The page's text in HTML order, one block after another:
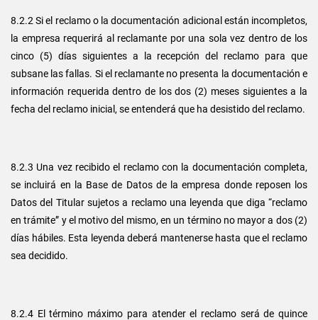
8.2.2 Si el reclamo o la documentación adicional están incompletos,
la empresa requerirá al reclamante por una sola vez dentro de los
cinco (5) días siguientes a la recepción del reclamo para que
subsane las fallas. Si el reclamante no presenta la documentación e
información requerida dentro de los dos (2) meses siguientes a la
fecha del reclamo inicial, se entenderá que ha desistido del reclamo.
8.2.3 Una vez recibido el reclamo con la documentación completa,
se incluirá en la Base de Datos de la empresa donde reposen los
Datos del Titular sujetos a reclamo una leyenda que diga “reclamo
en trámite” y el motivo del mismo, en un término no mayor a dos (2)
días hábiles. Esta leyenda deberá mantenerse hasta que el reclamo
sea decidido.
8.2.4 El término máximo para atender el reclamo será de quince